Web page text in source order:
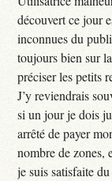
découvert ce jour
inconnues du
toujours bien sur
préciser les petits
J’y reviendrais
si un jour je dois
arrêté de payer
nombre de zones,
je suis satisfaite